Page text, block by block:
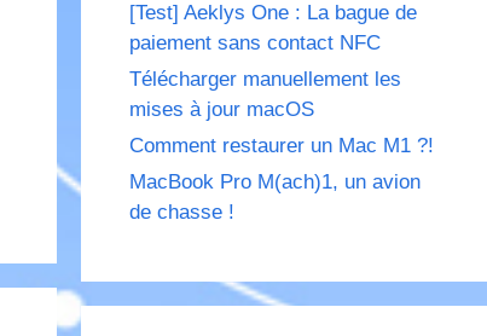
[Test] Aeklys One : La bague de
paiement sans contact NFC
Télécharger manuellement les
mises à jour macOS
Comment restaurer un Mac M1 ?!
MacBook Pro M(ach)1, un avion
de chasse !